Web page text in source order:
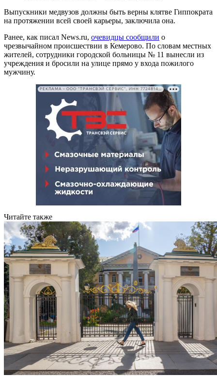
Выпускники медвузов должны быть верны клятве Гиппократа
на протяжении всей своей карьеры, заключила она.
Ранее, как писал News.ru, очевидцы сообщили о
чрезвычайном происшествии в Кемерово. По словам местных
жителей, сотрудники городской больницы № 11 вынесли из
учреждения и бросили на улице прямо у входа пожилого
мужчину.
РЕКЛАМА • ООО "ТРАНСВЭЙ СЕРВИС", ИНН 7724814198
Читайте также